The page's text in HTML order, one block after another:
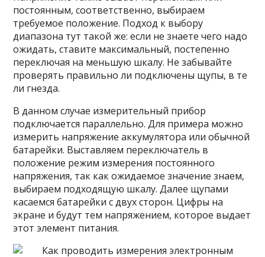
постоянным, соответственно, выбираем
требуемое положение. Подход к выбору
диапазона тут такой же: если не знаете чего надо
ожидать, ставите максимальный, постепенно
переключая на меньшую шкалу. Не забывайте
проверять правильно ли подключены щупы, в те
ли гнезда.
В данном случае измерительный прибор
подключается параллельно. Для примера можно
измерить напряжение аккумулятора или обычной
батарейки. Выставляем переключатель в
положение режим измерения постоянного
напряжения, так как ожидаемое значение знаем,
выбираем подходящую шкалу. Далее щупами
касаемся батарейки с двух сторон. Цифры на
экране и будут тем напряжением, которое выдает
этот элемент питания.